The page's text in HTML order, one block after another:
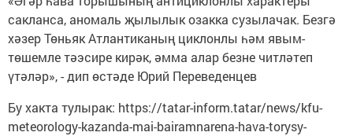
сакланса, аномаль җылылык озакка сузылачак. Безгә
хәзер Төньяк Атлантиканың циклонлы һәм явым-
төшемле тәэсире кирәк, әмма алар безне читләтеп
үтәләр», - дип өстәде Юрий Переведенцев
Бу хакта тулырак: https://tatar-inform.tatar/news/kfu-
meteorology-kazanda-mai-bairamnarena-hava-torysy-